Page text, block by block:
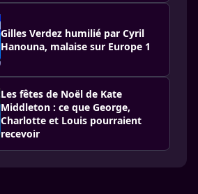
Gilles Verdez humilié par Cyril
Hanouna, malaise sur Europe 1
Les fêtes de Noël de Kate
Middleton : ce que George,
Charlotte et Louis pourraient
recevoir